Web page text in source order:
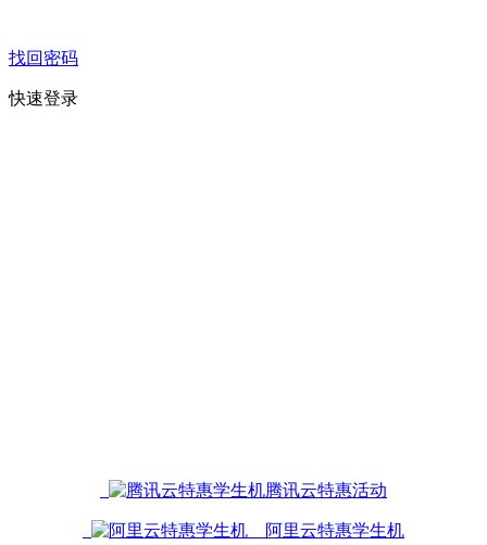
找回密码
快速登录
腾讯云特惠活动
阿里云特惠学生机